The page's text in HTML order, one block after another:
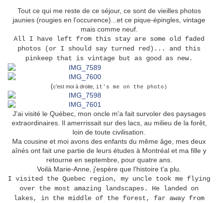
Tout ce qui me reste de ce séjour, ce sont de vieilles photos
jaunies (rougies en l'occurence)...et ce pique-épingles, vintage
mais comme neuf.
All I have left from this stay are some old faded
photos (or I should say turned red)... and this
pinkeep that is vintage but as good as new.
(c'est moi à droite, it's me on the photo)
J'ai visité le Québec, mon oncle m'a fait survoler des paysages
extraordinaires. Il amerrissait sur des lacs, au milieu de la forêt,
loin de toute civilisation.
Ma cousine et moi avons des enfants du même âge, mes deux
aînés ont fait une partie de leurs études à Montréal et ma fille y
retourne en septembre, pour quatre ans.
Voilà Marie-Anne, j'espère que l'histoire t'a plu.
I visited the Quebec region, my uncle took me flying
over the most amazing landscapes. He landed on
lakes, in the middle of the forest, far away from